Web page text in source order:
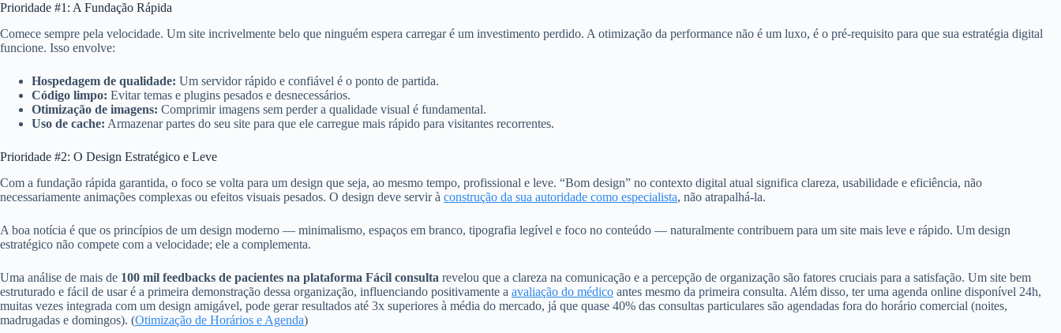
Prioridade #1: A Fundação Rápida
Comece sempre pela velocidade. Um site incrivelmente belo que ninguém espera carregar é um investimento perdido. A otimização da performance não é um luxo, é o pré-requisito para que sua estratégia digital
funcione. Isso envolve:
Hospedagem de qualidade: Um servidor rápido e confiável é o ponto de partida.
Código limpo: Evitar temas e plugins pesados e desnecessários.
Otimização de imagens: Comprimir imagens sem perder a qualidade visual é fundamental.
Uso de cache: Armazenar partes do seu site para que ele carregue mais rápido para visitantes recorrentes.
Prioridade #2: O Design Estratégico e Leve
Com a fundação rápida garantida, o foco se volta para um design que seja, ao mesmo tempo, profissional e leve. “Bom design” no contexto digital atual significa clareza, usabilidade e eficiência, não
necessariamente animações complexas ou efeitos visuais pesados. O design deve servir à construção da sua autoridade como especialista, não atrapalhá-la.
A boa notícia é que os princípios de um design moderno — minimalismo, espaços em branco, tipografia legível e foco no conteúdo — naturalmente contribuem para um site mais leve e rápido. Um design
estratégico não compete com a velocidade; ele a complementa.
Uma análise de mais de 100 mil feedbacks de pacientes na plataforma Fácil consulta revelou que a clareza na comunicação e a percepção de organização são fatores cruciais para a satisfação. Um site bem
estruturado e fácil de usar é a primeira demonstração dessa organização, influenciando positivamente a avaliação do médico antes mesmo da primeira consulta. Além disso, ter uma agenda online disponível 24h,
muitas vezes integrada com um design amigável, pode gerar resultados até 3x superiores à média do mercado, já que quase 40% das consultas particulares são agendadas fora do horário comercial (noites,
madrugadas e domingos). (Otimização de Horários e Agenda)